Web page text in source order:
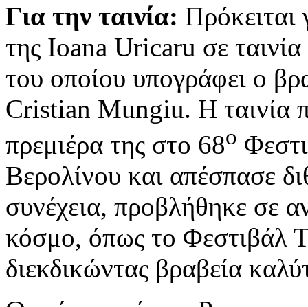
Για την ταινία: Πρόκειται
της Ioana Uricaru σε
του οποίου υπογράφει ο
Cristian Mungiu. Η ταινία
πρεμιέρα της στο 68ο
Βερολίνου και απέσπασε
συνέχεια, προβλήθηκε σε
κόσμο, όπως το Φεστιβάλ
διεκδικώντας βραβεία